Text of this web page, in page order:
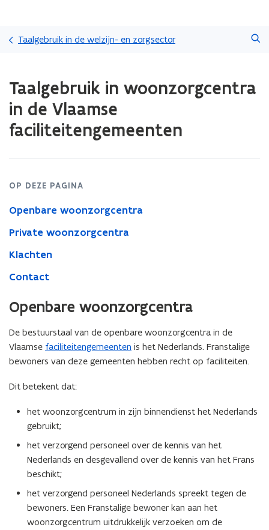
en
naar
gaan
Taalgebruik in de welzijn- en zorgsector
met
laden.
bevindt
zich
woonzorgcentra
faciliteitengemeenten
Taalgebruik in woonzorgcentra
in de Vlaamse
faciliteitengemeenten
OP DEZE PAGINA
Openbare woonzorgcentra
Private woonzorgcentra
Klachten
Contact
Openbare woonzorgcentra
De bestuurstaal van de openbare woonzorgcentra in de
Vlaamse faciliteitengemeenten is het Nederlands. Franstalige
bewoners van deze gemeenten hebben recht op faciliteiten.
Dit betekent dat:
het woonzorgcentrum in zijn binnendienst het Nederlands
gebruikt;
het verzorgend personeel over de kennis van het
Nederlands en desgevallend over de kennis van het Frans
beschikt;
het verzorgend personeel Nederlands spreekt tegen de
bewoners. Een Franstalige bewoner kan aan het
woonzorgcentrum uitdrukkelijk verzoeken om de